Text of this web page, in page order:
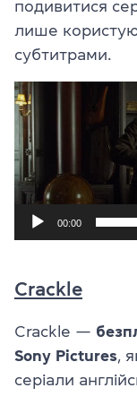
подивитися
лише
субтитрами.
Відеопрогравач
00:00
Crackle
Crackle —
Sony Pictures,
серіали